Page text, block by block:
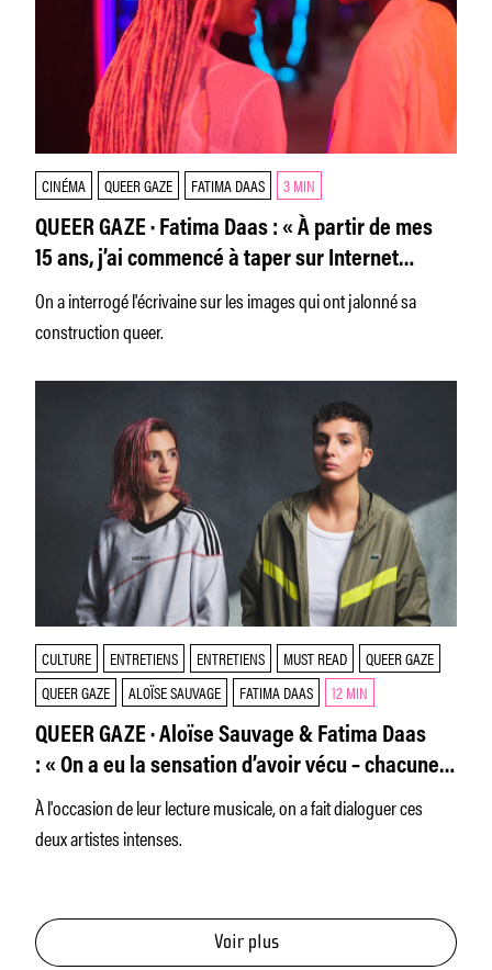
CINÉMA QUEER GAZE FATIMA DAAS 3 MIN
QUEER GAZE · Fatima Daas : « À partir de mes
15 ans, j’ai commencé à taper sur Internet
‘romances lesbiennes' »
On a interrogé l'écrivaine sur les images qui ont jalonné sa
construction queer.
CULTURE ENTRETIENS ENTRETIENS MUST READ
QUEER GAZE
QUEER GAZE
ALOÏSE SAUVAGE FATIMA DAAS 12 MIN
QUEER GAZE · Aloïse Sauvage & Fatima Daas
: « On a eu la sensation d’avoir vécu – chacune à
sa manière – un enfermement médiatique »
À l'occasion de leur lecture musicale, on a fait dialoguer ces
deux artistes intenses.
Voir plus